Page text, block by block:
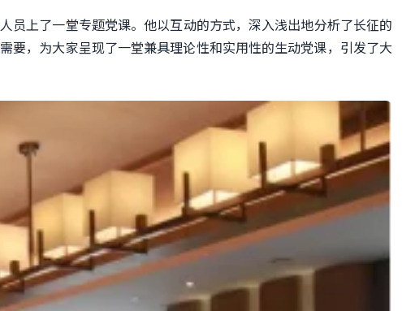
员上了一堂专题党课。他以互动的方式，深入浅出地分析了长征的
，为大家呈现了一堂兼具理论性和实用性的生动党课，引发了大